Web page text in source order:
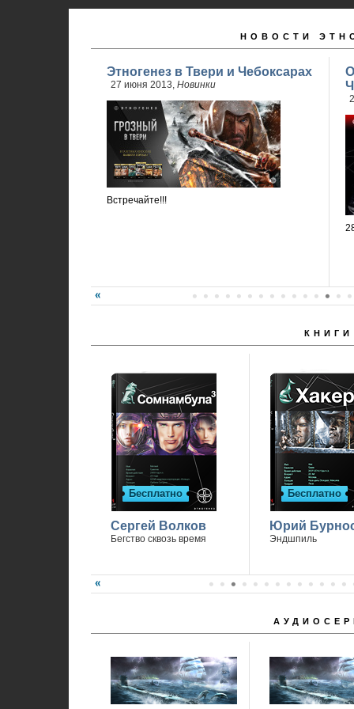
НОВОСТИ
Этногенез в Твери и Чебоксарах
27 июня 2013, Новинки
Встречайте!!!
КНИГИ
Бесплатно
Сергей Волков
Бегство сквозь время
Бесплатно
Юрий
Эндшпиль